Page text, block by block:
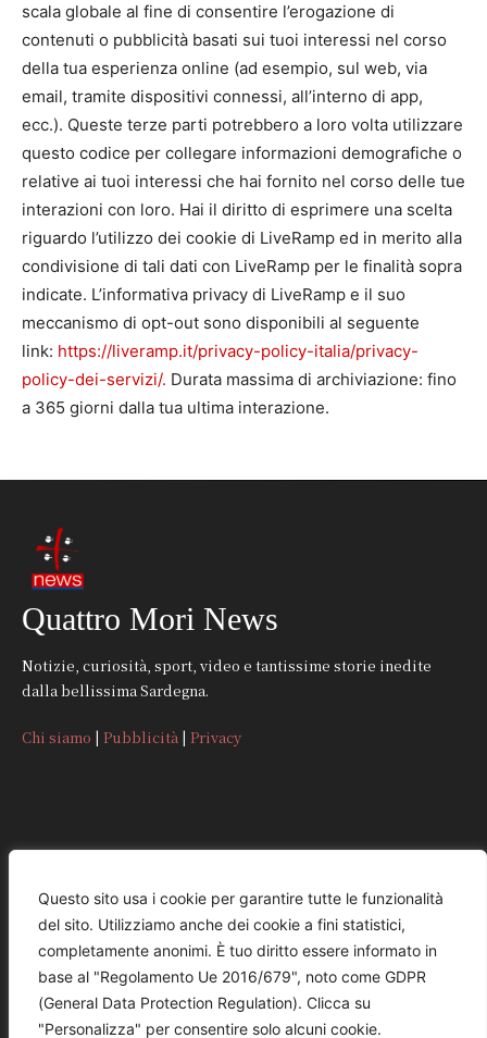
Questo sito usa i cookie per garantire tutte le funzionalità
del sito. Utilizziamo anche dei cookie a fini statistici,
completamente anonimi. È tuo diritto essere informato in
base al "Regolamento Ue 2016/679", noto come GDPR
(General Data Protection Regulation). Clicca su
"Personalizza" per consentire solo alcuni cookie.
scala globale al fine di consentire l’erogazione di
contenuti o pubblicità basati sui tuoi interessi nel corso
della tua esperienza online (ad esempio, sul web, via
email, tramite dispositivi connessi, all’interno di app,
ecc.). Queste terze parti potrebbero a loro volta utilizzare
questo codice per collegare informazioni demografiche o
relative ai tuoi interessi che hai fornito nel corso delle tue
interazioni con loro. Hai il diritto di esprimere una scelta
riguardo l’utilizzo dei cookie di LiveRamp ed in merito alla
condivisione di tali dati con LiveRamp per le finalità sopra
indicate. L’informativa privacy di LiveRamp e il suo
meccanismo di opt-out sono disponibili al seguente
link: https://liveramp.it/privacy-policy-italia/privacy-
policy-dei-servizi/. Durata massima di archiviazione: fino
a 365 giorni dalla tua ultima interazione.
Quattro Mori News
Notizie, curiosità, sport, video e tantissime storie inedite
dalla bellissima Sardegna.
Chi siamo | Pubblicità | Privacy
CONTATTI
REDAZIONE
redazione@quattromorinews.it
COMMERCIALE